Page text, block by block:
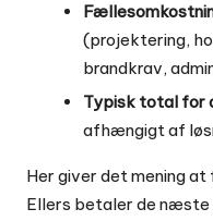
(projektering,
brandkrav,
Typisk total for
afhængigt af
Her giver det mening at
Ellers betaler de næste